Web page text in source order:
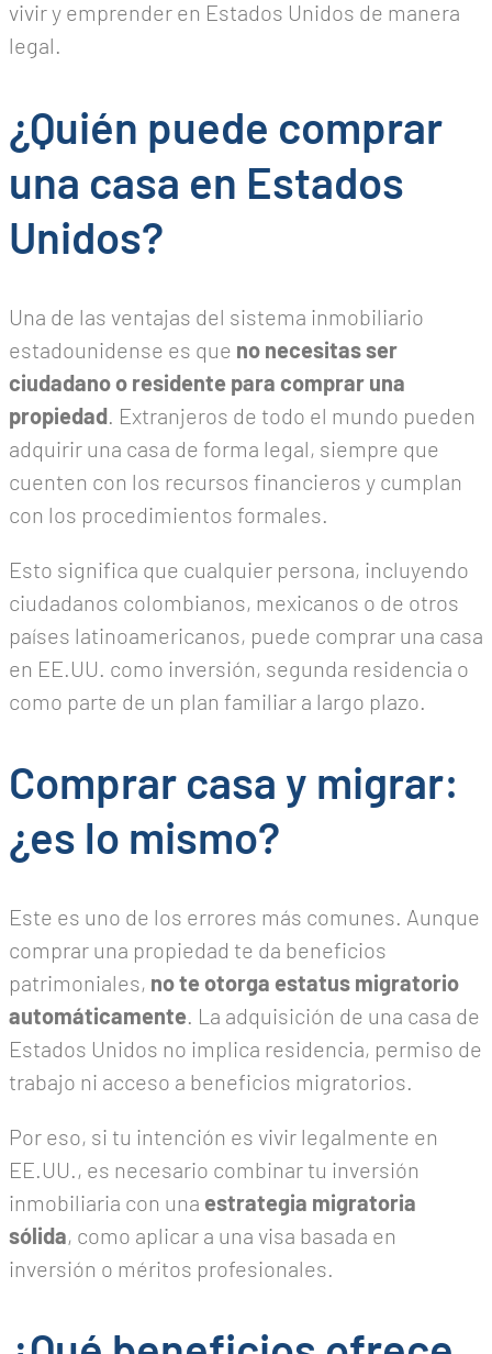
vivir y emprender en Estados Unidos de manera
legal.
¿Quién puede comprar
una casa en Estados
Unidos?
Una de las ventajas del sistema inmobiliario
estadounidense es que no necesitas ser
ciudadano o residente para comprar una
propiedad . Extranjeros de todo el mundo pueden
adquirir una casa de forma legal, siempre que
cuenten con los recursos financieros y cumplan
con los procedimientos formales.
Esto significa que cualquier persona, incluyendo
ciudadanos colombianos, mexicanos o de otros
países latinoamericanos, puede comprar una casa
en EE.UU. como inversión, segunda residencia o
como parte de un plan familiar a largo plazo.
Comprar casa y migrar:
¿es lo mismo?
Este es uno de los errores más comunes. Aunque
comprar una propiedad te da beneficios
patrimoniales, no te otorga estatus migratorio
automáticamente. La adquisición de una casa de
Estados Unidos no implica residencia, permiso de
trabajo ni acceso a beneficios migratorios.
Por eso, si tu intención es vivir legalmente en
EE.UU., es necesario combinar tu inversión
inmobiliaria con una estrategia migratoria
sólida, como aplicar a una visa basada en
inversión o méritos profesionales.